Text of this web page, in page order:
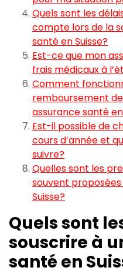
Quels sont les
compte lors de la
santé en Suisse?
Est-ce que mon
frais médicaux à
Comment
remboursement
assurance santé en
Est-il possible de
cours d’année et
suivre?
Quelles sont les
souvent
Suisse?
Quels sont
souscrire à
santé en